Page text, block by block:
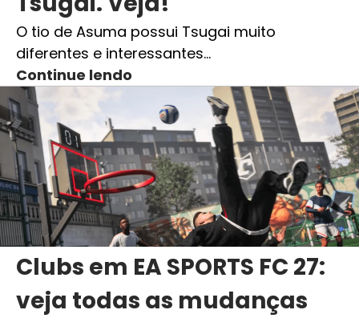
O tio de Asuma possui Tsugai muito
diferentes e interessantes…
Continue lendo
Clubs em EA SPORTS FC 27:
veja todas as mudanças